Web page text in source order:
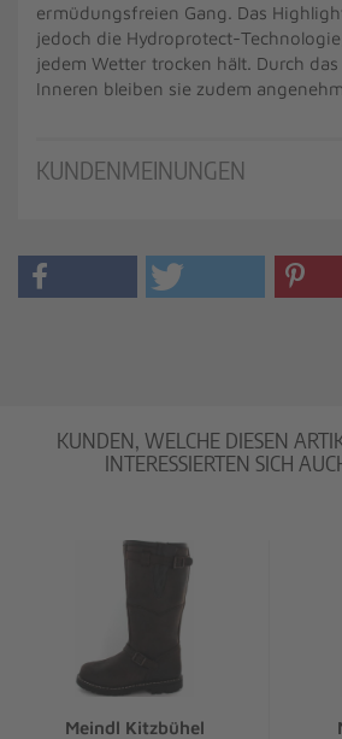
ermüdungsfreien Gang. Das
jedoch die Hydroprotect-
jedem Wetter trocken hält. Durch
Inneren bleiben sie zudem
KUNDENMEINUNGEN
KUNDEN, WELCHE DIESEN
INTERESSIERTEN SICH
Meindl Kitzbühel